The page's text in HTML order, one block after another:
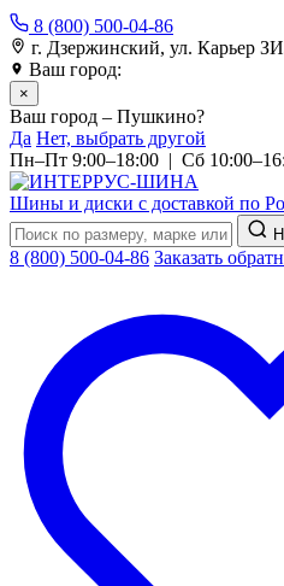
8 (800) 500-04-86
г. Дзержинский, ул. Карьер
Ваш город:
×
Ваш город – Пушкино?
Да Нет, выбрать другой
Пн–Пт 9:00–18:00 | Сб
Шины и диски с доставкой по
8 (800) 500-04-86 Заказать